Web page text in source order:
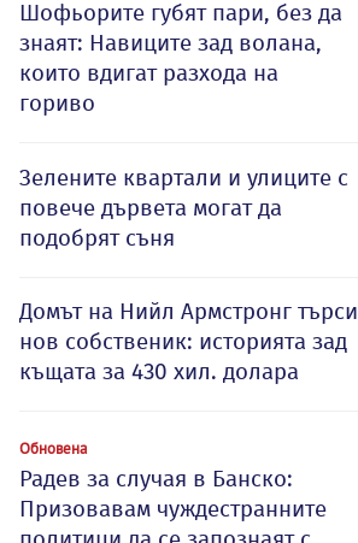
Шофьорите губят пари, без да
знаят: Навиците зад волана,
които вдигат разхода на
гориво
Зелените квартали и улиците с
повече дървета могат да
подобрят съня
Домът на Нийл Армстронг търси
нов собственик: историята зад
къщата за 430 хил. долара
Обновена
Радев за случая в Банско:
Призовавам чуждестранните